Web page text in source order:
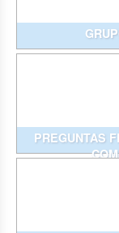
PREGUNTAS